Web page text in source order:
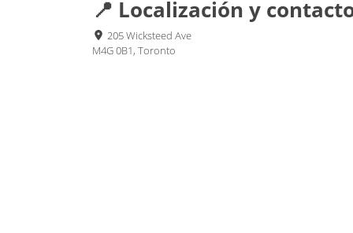
📍 Localización y
205 Wicksteed Ave
M4G 0B1, Toronto